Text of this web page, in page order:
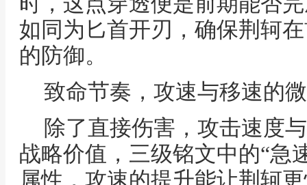
如同为匕首开刃，确保荆轲
的防御。
致命节奏，攻速与移速的
除了直接伤害，攻击速度
战略价值，三级铭文中的“急
属性，攻速的提升能让荆轲